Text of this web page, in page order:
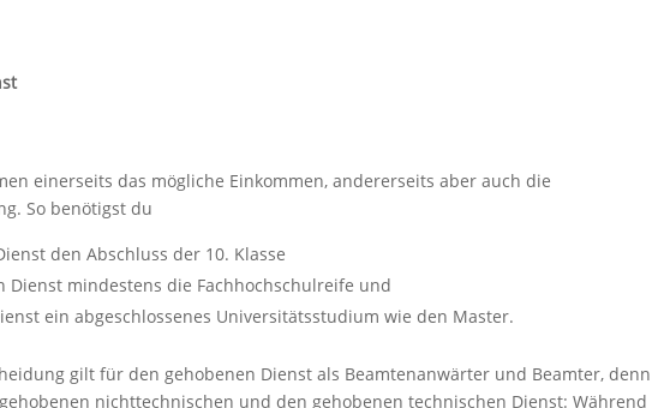
einerseits das mögliche Einkommen, andererseits aber auch die
So benötigst du
den Abschluss der 10. Klasse
Dienst mindestens die Fachhochschulreife und
ein abgeschlossenes Universitätsstudium wie den Master.
gilt für den gehobenen Dienst als Beamtenanwärter und Beamter, denn
nichttechnischen und den gehobenen technischen Dienst: Während